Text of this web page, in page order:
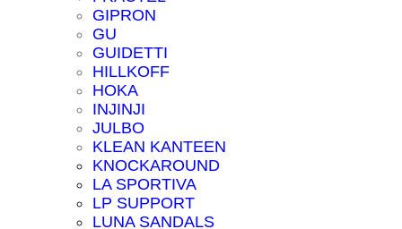
GIPRON
GU
GUIDETTI
HILLKOFF
HOKA
INJINJI
JULBO
KLEAN KANTEEN
KNOCKAROUND
LA SPORTIVA
LP SUPPORT
LUNA SANDALS